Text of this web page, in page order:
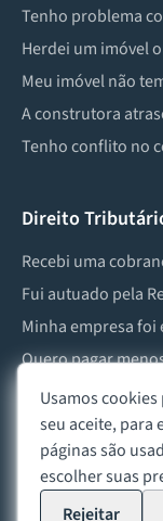
Tenho problema
Herdei um imóvel
Meu imóvel não
A construtora
Tenho conflito no
Direito
Recebi uma
Fui autuado pela
Minha empresa foi
Quero pagar
Preciso lidar com
2026Advocacia
Política de Privacidade
Usamos
seu aceite, para
páginas são
escolher suas
Rejeitar